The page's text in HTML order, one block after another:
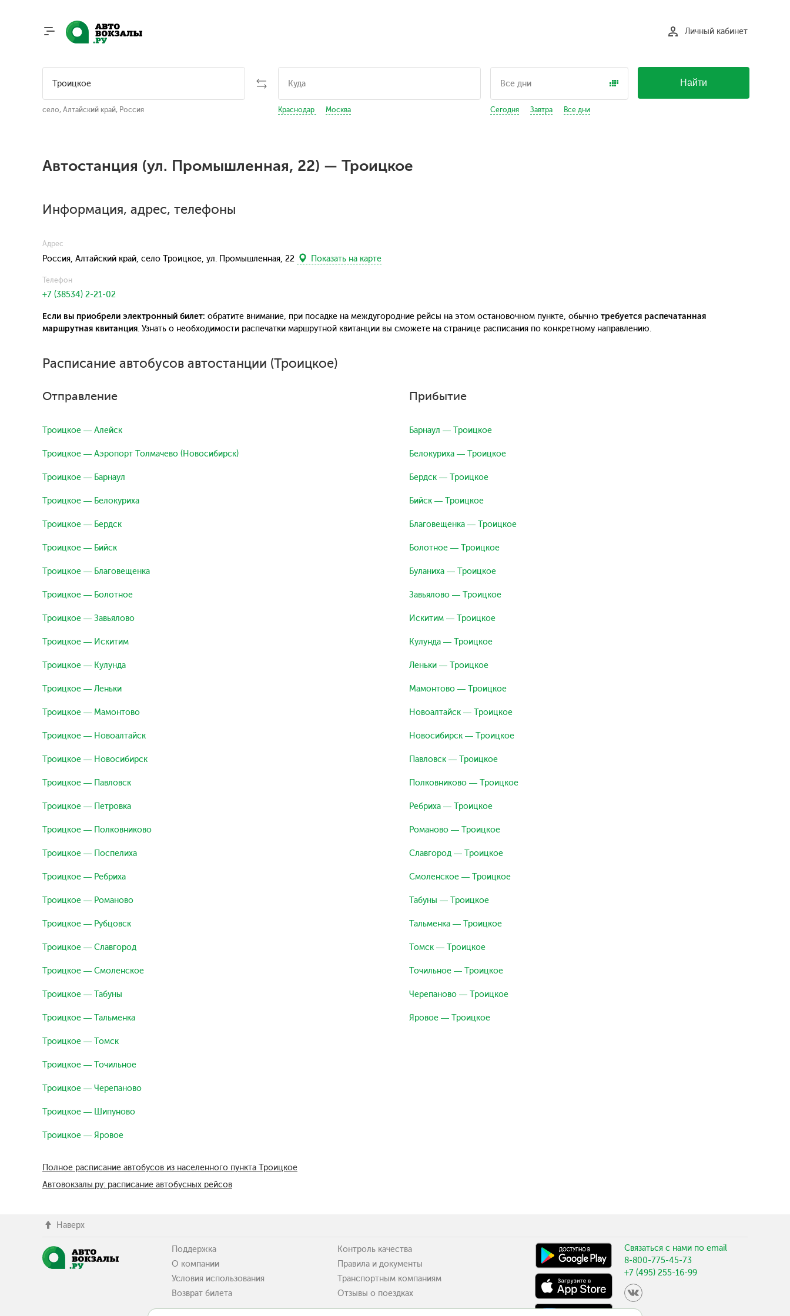
Личный кабинет
село, Алтайский край, Россия Краснодар Москва Сегодня Завтра Все дни
Найти
Автостанция (ул. Промышленная, 22) — Троицкое
Информация, адрес, телефоны
Адрес
Россия, Алтайский край, село Троицкое, ул. Промышленная, 22 Показать на карте
Телефон
+7 (38534) 2-21-02
Если вы приобрели электронный билет: обратите внимание, при посадке на междугородние рейсы на этом остановочном пункте, обычно требуется распечатанная
маршрутная квитанция. Узнать о необходимости распечатки маршрутной квитанции вы сможете на странице расписания по конкретному направлению.
Расписание автобусов автостанции (Троицкое)
Отправление
Троицкое — Алейск
Троицкое — Аэропорт Толмачево (Новосибирск)
Троицкое — Барнаул
Троицкое — Белокуриха
Троицкое — Бердск
Троицкое — Бийск
Троицкое — Благовещенка
Троицкое — Болотное
Троицкое — Завьялово
Троицкое — Искитим
Троицкое — Кулунда
Троицкое — Леньки
Троицкое — Мамонтово
Троицкое — Новоалтайск
Троицкое — Новосибирск
Троицкое — Павловск
Троицкое — Петровка
Троицкое — Полковниково
Троицкое — Поспелиха
Троицкое — Ребриха
Троицкое — Романово
Троицкое — Рубцовск
Троицкое — Славгород
Троицкое — Смоленское
Троицкое — Табуны
Троицкое — Тальменка
Троицкое — Томск
Троицкое — Точильное
Троицкое — Черепаново
Троицкое — Шипуново
Троицкое — Яровое
Прибытие
Барнаул — Троицкое
Белокуриха — Троицкое
Бердск — Троицкое
Бийск — Троицкое
Благовещенка — Троицкое
Болотное — Троицкое
Буланиха — Троицкое
Завьялово — Троицкое
Искитим — Троицкое
Кулунда — Троицкое
Леньки — Троицкое
Мамонтово — Троицкое
Новоалтайск — Троицкое
Новосибирск — Троицкое
Павловск — Троицкое
Полковниково — Троицкое
Ребриха — Троицкое
Романово — Троицкое
Славгород — Троицкое
Смоленское — Троицкое
Табуны — Троицкое
Тальменка — Троицкое
Томск — Троицкое
Точильное — Троицкое
Черепаново — Троицкое
Яровое — Троицкое
Полное расписание автобусов из населенного пункта Троицкое
Автовокзалы.ру: расписание автобусных рейсов
Наверх
Поддержка
О компании
Условия использования
Возврат билета
Контроль качества
Правила и документы
Транспортным компаниям
Отзывы о поездках
Связаться с нами по email
8-800-775-45-73
+7 (495) 255-16-99